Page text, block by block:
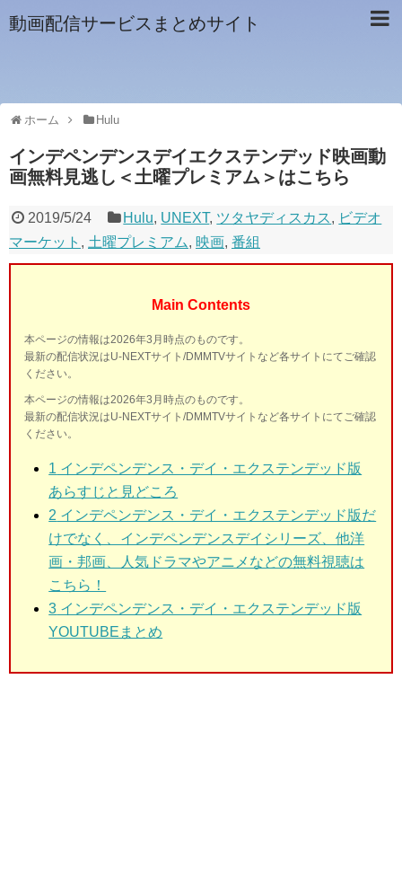
動画配信サービスまとめサイト
ホーム Hulu
インデペンデンスデイエクステンデッド映画動
画無料見逃し＜土曜プレミアム＞はこちら
2019/5/24 Hulu, UNEXT, ツタヤディスカス, ビデオ
マーケット , 土曜プレミアム, 映画, 番組
Main Contents
本ページの情報は2026年3月時点のものです。
最新の配信状況はU-NEXTサイト/DMMTVサイトなど各サイトにてご確認
ください。
本ページの情報は2026年3月時点のものです。
最新の配信状況はU-NEXTサイト/DMMTVサイトなど各サイトにてご確認
ください。
1 インデペンデンス・デイ・エクステンデッド版
あらすじと見どころ
2 インデペンデンス・デイ・エクステンデッド版だ
けでなく、インデペンデンスデイシリーズ、他洋
画・邦画、人気ドラマやアニメなどの無料視聴は
こちら！
3 インデペンデンス・デイ・エクステンデッド版
YOUTUBEまとめ